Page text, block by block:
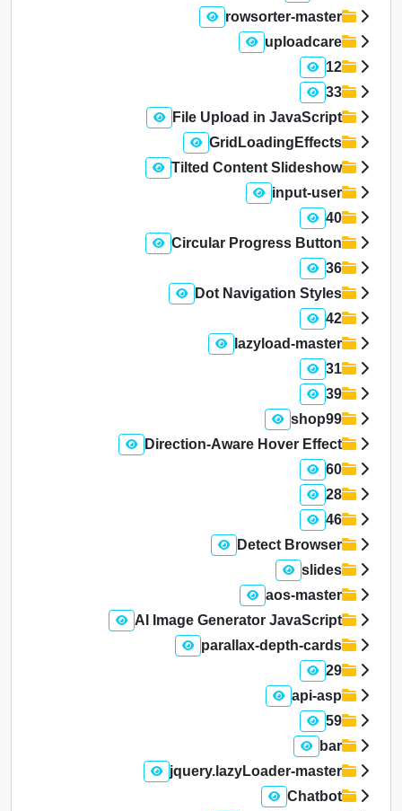
rowsorter-master
uploadcare
12
33
File Upload in JavaScript
GridLoadingEffects
Tilted Content Slideshow
input-user
40
Circular Progress Button
36
Dot Navigation Styles
42
lazyload-master
31
39
shop99
Direction-Aware Hover Effect
60
28
46
Detect Browser
slides
aos-master
AI Image Generator JavaScript
parallax-depth-cards
29
api-asp
59
bar
jquery.lazyLoader-master
Chatbot